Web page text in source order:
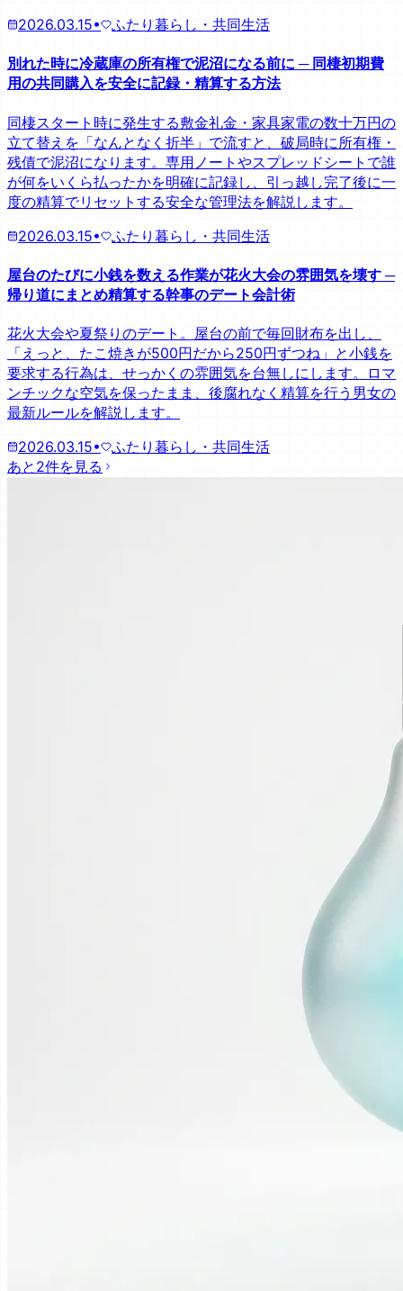
2026.03.15• ふたり暮らし・共同生活
別れた時に冷蔵庫の所有権で泥沼になる前に ─ 同棲初期費
用の共同購入を安全に記録・精算する方法
同棲スタート時に発生する敷金礼金・家具家電の数十万円の
立て替えを「なんとなく折半」で流すと、破局時に所有権・
残債で泥沼になります。専用ノートやスプレッドシートで誰
が何をいくら払ったかを明確に記録し、引っ越し完了後に一
度の精算でリセットする安全な管理法を解説します。
2026.03.15• ふたり暮らし・共同生活
屋台のたびに小銭を数える作業が花火大会の雰囲気を壊す ─
帰り道にまとめ精算する幹事のデート会計術
花火大会や夏祭りのデート。屋台の前で毎回財布を出し、
「えっと、たこ焼きが500円だから250円ずつね」と小銭を
要求する行為は、せっかくの雰囲気を台無しにします。ロマ
ンチックな空気を保ったまま、後腐れなく精算を行う男女の
最新ルールを解説します。
2026.03.15•
ふたり暮らし・共同生活
あと2件を見る